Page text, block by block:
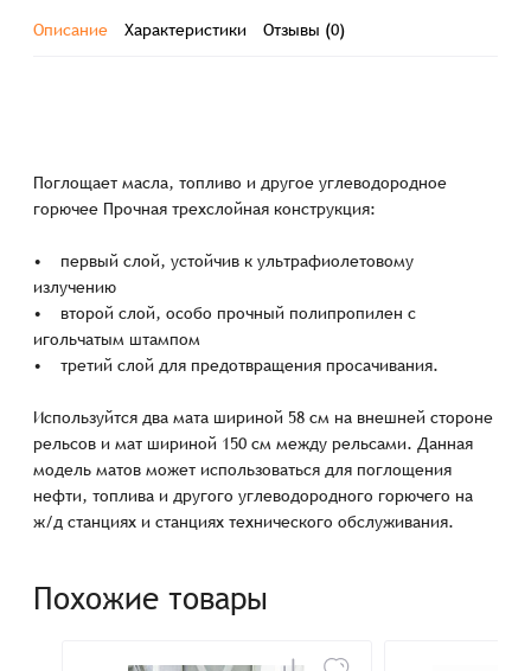
Описание Характеристики Отзывы (0)
Поглощает масла, топливо и другое углеводородное
горючее Прочная трехслойная конструкция:
• первый слой, устойчив к ультрафиолетовому
излучению
• второй слой, особо прочный полипропилен с
игольчатым штампом
• третий слой для предотвращения просачивания.
Используйтся два мата шириной 58 см на внешней стороне
рельсов и мат шириной 150 см между рельсами. Данная
модель матов может использоваться для поглощения
нефти, топлива и другого углеводородного горючего на
ж/д станциях и станциях технического обслуживания.
Похожие товары